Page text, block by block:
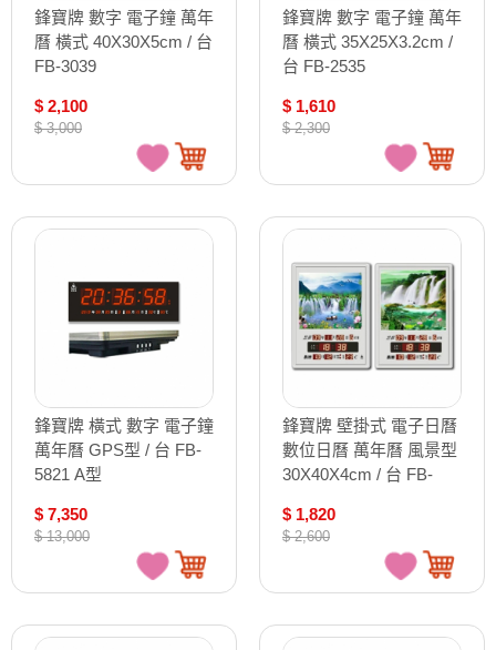
鋒寶牌 數字 電子鐘 萬年
曆 橫式 40X30X5cm / 台
FB-3039
$ 2,100
$ 3,000
鋒寶牌 數字 電子鐘 萬年
曆 橫式 35X25X3.2cm /
台 FB-2535
$ 1,610
$ 2,300
鋒寶牌 橫式 數字 電子鐘
萬年曆 GPS型 / 台 FB-
5821 A型
$ 7,350
$ 13,000
鋒寶牌 壁掛式 電子日曆
數位日曆 萬年曆 風景型
30X40X4cm / 台 FB-
$ 1,820
$ 2,600